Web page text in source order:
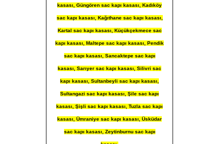
kasası, Güngören sac kapı kasası, Kadıköy
sac kapı kasası, Kağıthane sac kapı kasası,
Kartal sac kapı kasası, Küçükçekmece sac
kapı kasası, Maltepe sac kapı kasası, Pendik
sac kapı kasası, Sancaktepe sac kapı
kasası, Sarıyer sac kapı kasası, Silivri sac
kapı kasası, Sultanbeyli sac kapı kasası,
Sultangazi sac kapı kasası, Şile sac kapı
kasası, Şişli sac kapı kasası, Tuzla sac kapı
kasası, Ümraniye sac kapı kasası, Üsküdar
sac kapı kasası, Zeytinburnu sac kapı